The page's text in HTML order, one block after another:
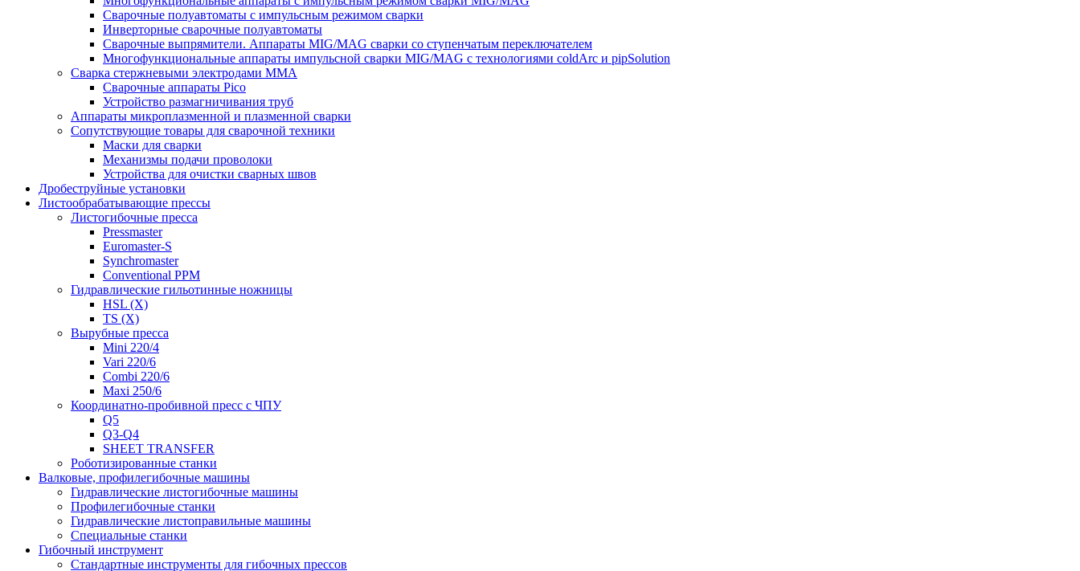
Сварочные полуавтоматы с импульсным режимом сварки
Инверторные сварочные полуавтоматы
Сварочные выпрямители. Аппараты MIG/MAG сварки со ступенчатым переключателем
Многофункциональные аппараты импульсной сварки MIG/MAG с технологиями coldArc и pipSolution
Сварка стержневыми электродами MMA
Сварочные аппараты Pico
Устройство размагничивания труб
Аппараты микроплазменной и плазменной сварки
Сопутствующие товары для сварочной техники
Маски для сварки
Механизмы подачи проволоки
Устройства для очистки сварных швов
Дробеструйные установки
Листообрабатывающие прессы
Листогибочные пресса
Pressmaster
Euromaster-S
Synchromaster
Conventional PPM
Гидравлические гильотинные ножницы
HSL (X)
TS (X)
Вырубные пресса
Mini 220/4
Vari 220/6
Combi 220/6
Maxi 250/6
Координатно-пробивной пресс с ЧПУ
Q5
Q3-Q4
SHEET TRANSFER
Роботизированные станки
Валковые, профилегибочные машины
Гидравлические листогибочные машины
Профилегибочные станки
Гидравлические листоправильные машины
Специальные станки
Гибочный инструмент
Стандартные инструменты для гибочных прессов